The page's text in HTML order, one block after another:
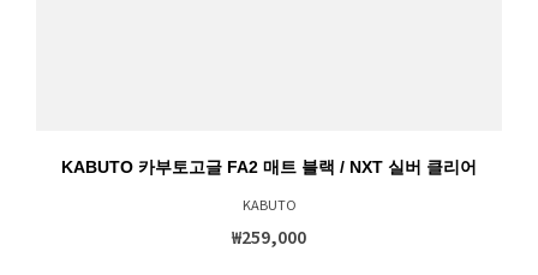
KABUTO 카부토고글 FA2 매트 블랙 / NXT 실버 클리어
KABUTO
₩259,000